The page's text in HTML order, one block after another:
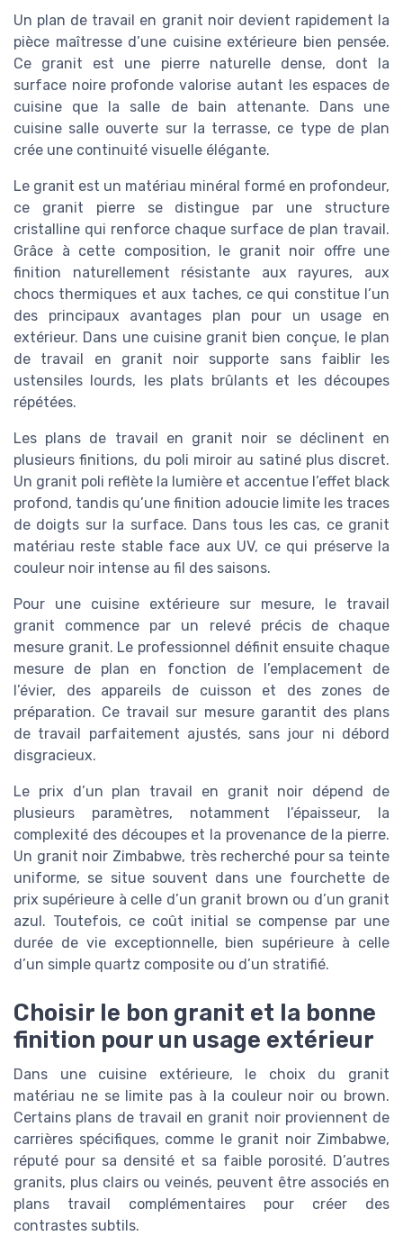
Un plan de travail en granit noir devient rapidement la
pièce maîtresse d’une cuisine extérieure bien pensée.
Ce granit est une pierre naturelle dense, dont la
surface noire profonde valorise autant les espaces de
cuisine que la salle de bain attenante. Dans une
cuisine salle ouverte sur la terrasse, ce type de plan
crée une continuité visuelle élégante.
Le granit est un matériau minéral formé en profondeur,
ce granit pierre se distingue par une structure
cristalline qui renforce chaque surface de plan travail.
Grâce à cette composition, le granit noir offre une
finition naturellement résistante aux rayures, aux
chocs thermiques et aux taches, ce qui constitue l’un
des principaux avantages plan pour un usage en
extérieur. Dans une cuisine granit bien conçue, le plan
de travail en granit noir supporte sans faiblir les
ustensiles lourds, les plats brûlants et les découpes
répétées.
Les plans de travail en granit noir se déclinent en
plusieurs finitions, du poli miroir au satiné plus discret.
Un granit poli reflète la lumière et accentue l’effet black
profond, tandis qu’une finition adoucie limite les traces
de doigts sur la surface. Dans tous les cas, ce granit
matériau reste stable face aux UV, ce qui préserve la
couleur noir intense au fil des saisons.
Pour une cuisine extérieure sur mesure, le travail
granit commence par un relevé précis de chaque
mesure granit. Le professionnel définit ensuite chaque
mesure de plan en fonction de l’emplacement de
l’évier, des appareils de cuisson et des zones de
préparation. Ce travail sur mesure garantit des plans
de travail parfaitement ajustés, sans jour ni débord
disgracieux.
Le prix d’un plan travail en granit noir dépend de
plusieurs paramètres, notamment l’épaisseur, la
complexité des découpes et la provenance de la pierre.
Un granit noir Zimbabwe, très recherché pour sa teinte
uniforme, se situe souvent dans une fourchette de
prix supérieure à celle d’un granit brown ou d’un granit
azul. Toutefois, ce coût initial se compense par une
durée de vie exceptionnelle, bien supérieure à celle
d’un simple quartz composite ou d’un stratifié.
Choisir le bon granit et la bonne
finition pour un usage extérieur
Dans une cuisine extérieure, le choix du granit
matériau ne se limite pas à la couleur noir ou brown.
Certains plans de travail en granit noir proviennent de
carrières spécifiques, comme le granit noir Zimbabwe,
réputé pour sa densité et sa faible porosité. D’autres
granits, plus clairs ou veinés, peuvent être associés en
plans travail complémentaires pour créer des
contrastes subtils.